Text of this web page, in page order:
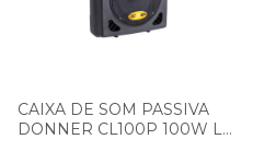
CAIXA DE SOM PASSIVA
DONNER CL100P 100W LL